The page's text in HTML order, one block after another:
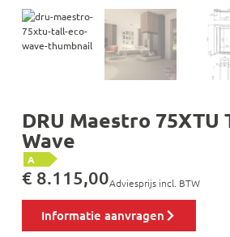
DRU Maestro 75XTU
Wave
A
€ 8.115,00Adviesprijs incl. BTW
Informatie aanvragen